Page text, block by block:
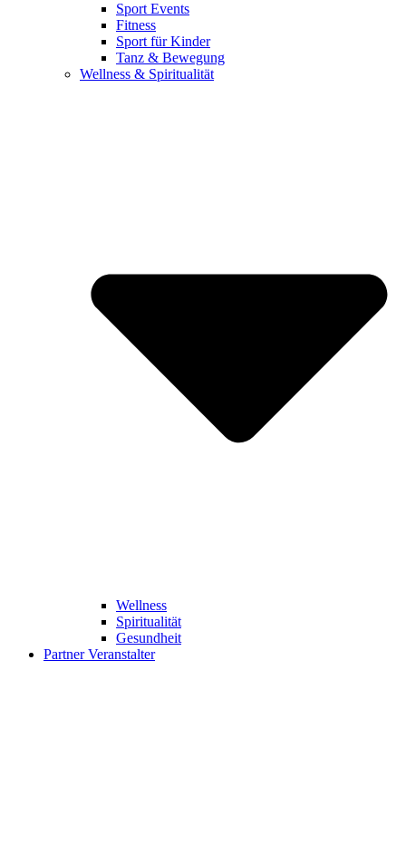
Sport Events
Fitness
Sport für Kinder
Tanz & Bewegung
Wellness & Spiritualität
Wellness
Spiritualität
Gesundheit
Partner Veranstalter